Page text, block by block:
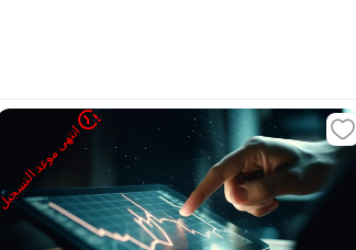
انتهى موعد التسجيل